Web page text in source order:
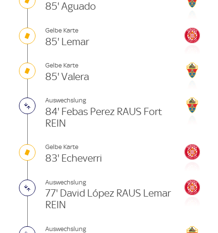
85' Aguado
Gelbe Karte
85' Lemar
Gelbe Karte
85' Valera
Auswechslung
84' Febas Perez RAUS Fort
REIN
Gelbe Karte
83' Echeverri
Auswechslung
77' David López RAUS Lemar
REIN
Auswechslung